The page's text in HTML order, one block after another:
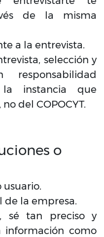
de la misma
a la entrevista.
selección y
responsabilidad
instancia que
del COPOCYT.
o
usuario.
la empresa.
sé tan preciso y
información como